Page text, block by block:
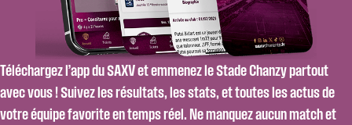
Téléchargez l’app du SAXV et emmenez le Stade Chanzy partout
avec vous ! Suivez les résultats, les stats, et toutes les actus de
votre équipe favorite en temps réel. Ne manquez aucun match et